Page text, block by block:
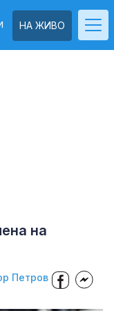
НА ЖИВО
на
Петров